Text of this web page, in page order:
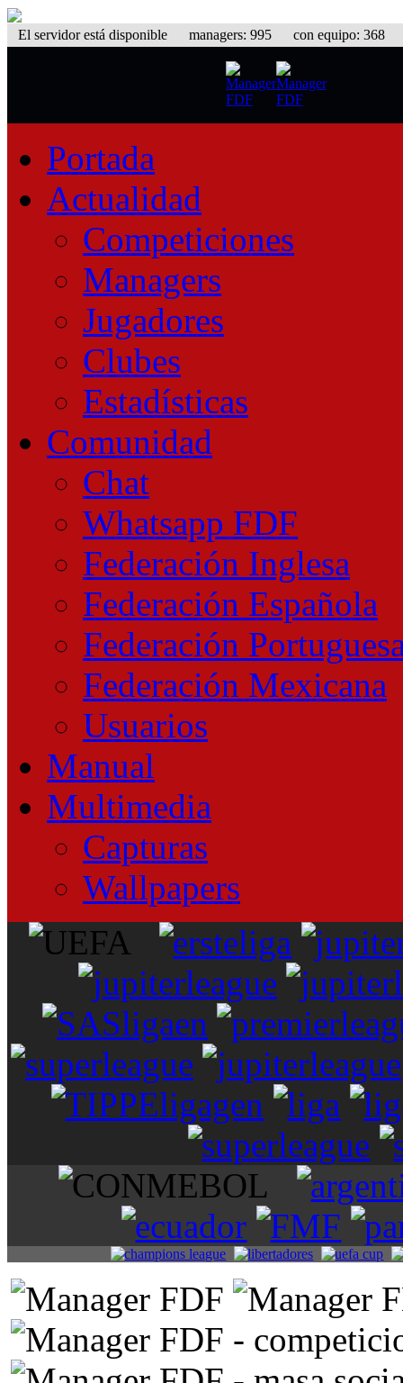
El servidor está disponible managers: 995 con equipo: 368
Portada
Actualidad
Competiciones
Managers
Jugadores
Clubes
Estadísticas
Comunidad
Chat
Whatsapp FDF
Federación Inglesa
Federación Española
Federación
Federación Mexicana
Usuarios
Manual
Multimedia
Capturas
Wallpapers